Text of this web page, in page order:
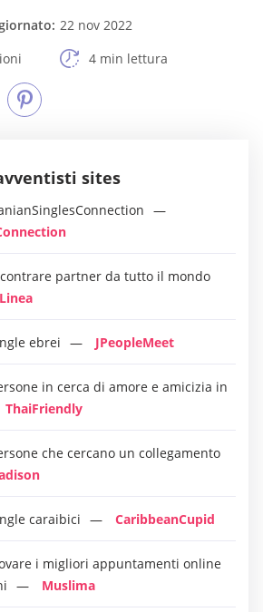
22 nov 2022
4 min lettura
sites
partner da tutto il mondo
ebrei JPeopleMeet
in cerca di amore e amicizia in
ThaiFriendly
che cercano un collegamento
caraibici CaribbeanCupid
i migliori appuntamenti online
Muslima